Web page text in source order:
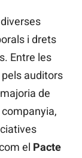
i drets
Entre les
auditors
de
el Pacte